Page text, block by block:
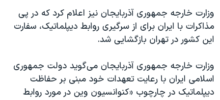
نرگس محمدی برنده جایزه نوبل صلح
همایش محافظه‌کاران آمریکا «سی‌پک»
سفر پرزیدنت ترامپ به چین
وزارت خارجه جمهوری آذربایجان نیز اعلام کرد که در پی
مذاکرات با ایران برای از سرگیری روابط دیپلماتیک، سفارت
این کشور در تهران بازگشایی شد.
وزارت خارجه جمهوری آذربایجان می‌گوید دولت جمهوری
اسلامی ایران با رعایت تعهدات خود مبنی بر حفاظت
دیپلماتیک در چارچوب «کنوانسیون وین در مورد روابط